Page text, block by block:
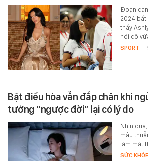
Đoạn
2024 bất
thấy
nói cô
SPORT -
Bật điều hòa vẫn đắp chăn khi
tưởng “ngược đời” lại có lý do
Nhìn
mâu
làm mát
SỨC KHỎE